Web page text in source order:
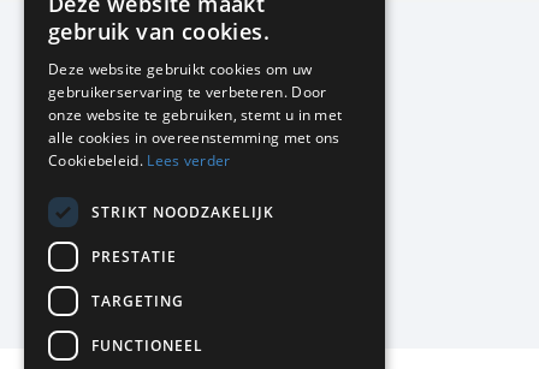
KMP Kantoormeubilair
Airport Business Park
Frankfurtstraat 29-31
1175 RH Lijnden
020-617 01 26
info@kmpkantoormeubilair.nl
Facebook
Instagram
gebruik van cookies.
Deze website gebruikt cookies om uw
gebruikerservaring te verbeteren. Door
onze website te gebruiken, stemt u in met
alle cookies in overeenstemming met ons
Cookiebeleid. Lees verder
STRIKT NOODZAKELIJK
PRESTATIE
TARGETING
FUNCTIONEEL